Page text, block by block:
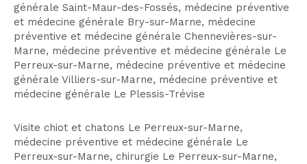
générale Saint-Maur-des-Fossés, médecine préventive
et médecine générale Bry-sur-Marne, médecine
préventive et médecine générale Chennevières-sur-
Marne, médecine préventive et médecine générale Le
Perreux-sur-Marne, médecine préventive et médecine
générale Villiers-sur-Marne, médecine préventive et
médecine générale Le Plessis-Trévise
Visite chiot et chatons Le Perreux-sur-Marne,
médecine préventive et médecine générale Le
Perreux-sur-Marne, chirurgie Le Perreux-sur-Marne,